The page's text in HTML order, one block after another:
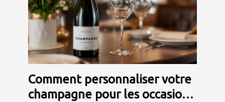
Comment personnaliser votre
champagne pour les occasions